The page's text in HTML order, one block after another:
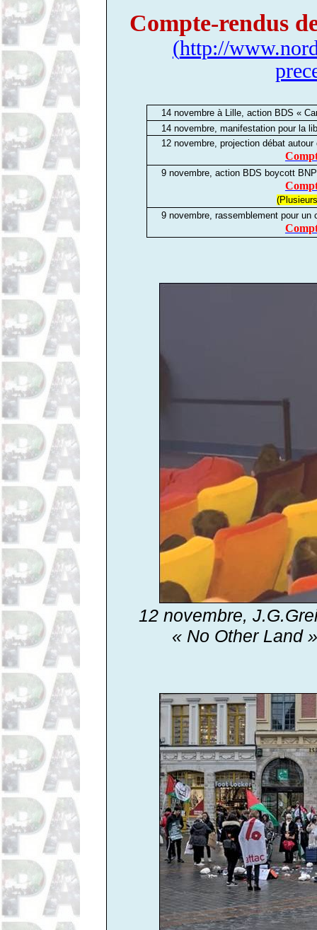
Compte-rendus
(http://
14 novembre à Lille, action BDS «
14 novembre, manifestation pour la
12 novembre, projection débat
9 novembre, action BDS boycott
9 novembre, rassemblementpour un
12 novembre,
« No Other Land